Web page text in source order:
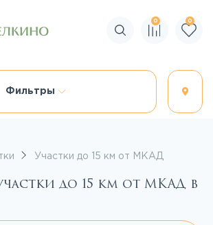
Поиск по сайту
0 0
Фильтры
Участки до 15 км от МКАД
до 15 км от МКАД в